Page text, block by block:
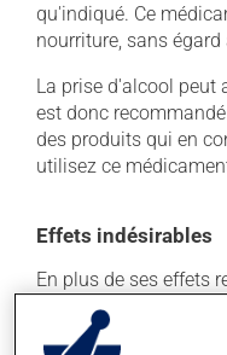
qu'indiqué. Ce
nourriture, sans
La prise d'alcool peut
est donc
des produits qui en
utilisez ce
Effets indésirables
En plus de ses effets
l'occasion entraîner
secondaires),